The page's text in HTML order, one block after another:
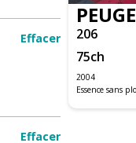
Effacer
Effacer
206
75ch
2004
Essence sans